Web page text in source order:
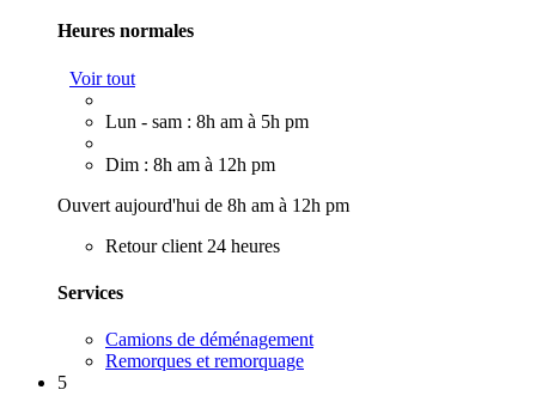
Heures normales
Voir tout
Lun - sam : 8h am à 5h pm
Dim : 8h am à 12h pm
Ouvert aujourd'hui de 8h am à 12h pm
Retour client 24 heures
Services
Camions de déménagement
Remorques et remorquage
5